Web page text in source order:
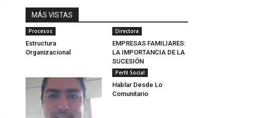
MÁS VISTAS
Procesos
Estructura
Organizacional
Directora
EMPRESAS FAMILIARES:
LA IMPORTANCIA DE LA
SUCESIÓN
Perfil Social
Hablar Desde Lo
Comunitario